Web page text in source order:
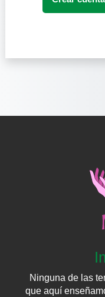
Ninguna de las
que aquí